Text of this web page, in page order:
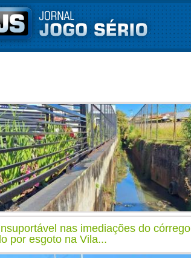
nas imediações do córrego
por esgoto na Vila...